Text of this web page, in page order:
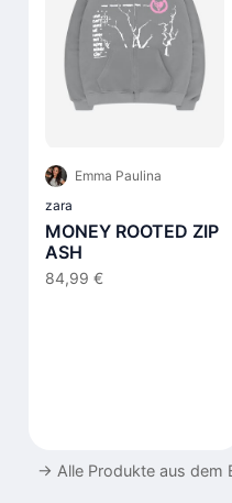
Emma Paulina
zara
MONEY ROOTED ZIP
ASH
84,99 €
→ Alle Produkte aus dem